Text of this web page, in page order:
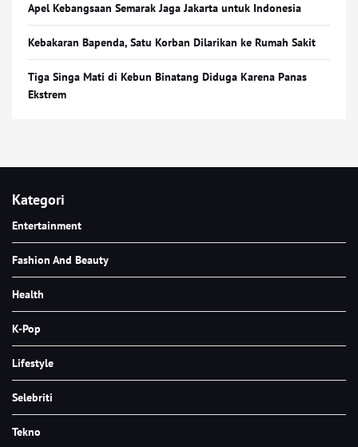
Apel Kebangsaan Semarak Jaga Jakarta untuk Indonesia
Kebakaran Bapenda, Satu Korban Dilarikan ke Rumah Sakit
Tiga Singa Mati di Kebun Binatang Diduga Karena Panas
Ekstrem
Kategori
Entertainment
Fashion And Beauty
Health
K-Pop
Lifestyle
Selebriti
Tekno